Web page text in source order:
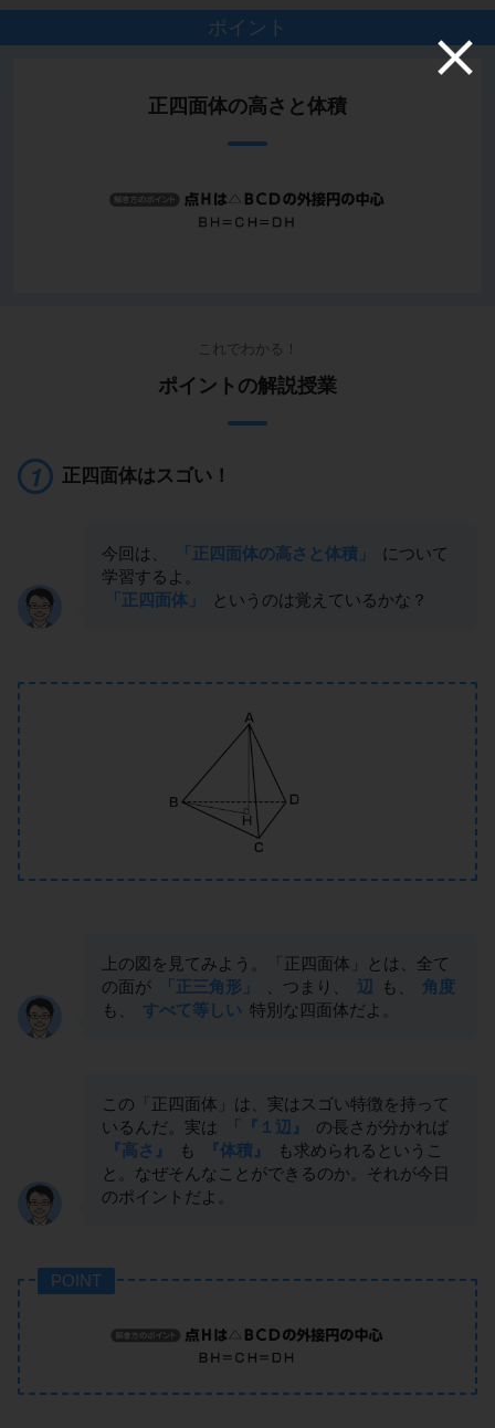
ポイント
正四面体の高さと体積
これでわかる！
ポイントの解説授業
正四面体はスゴい！
今回は、 「正四面体の高さと体積」
について
学習するよ。
「正四面体」
というのは覚えているかな？
上の図を見てみよう。「正四面体」とは、全て
の面が
「正三角形」 、つまり、 辺 も、
角度
も、
すべて等しい 特別な四面体だよ。
この「正四面体」は、実はスゴい特徴を持って
いるんだ。実は
「『１辺』
の長さが分かれば
『高さ』
も 『体積』
も求められるというこ
と。なぜそんなことができるのか。それが今日
のポイントだよ。
POINT